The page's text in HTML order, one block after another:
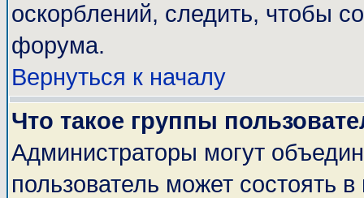
оскорблений, следить, чтобы
форума.
Вернуться к началу
Что такое группы
Администраторы могут
пользователь может состоять